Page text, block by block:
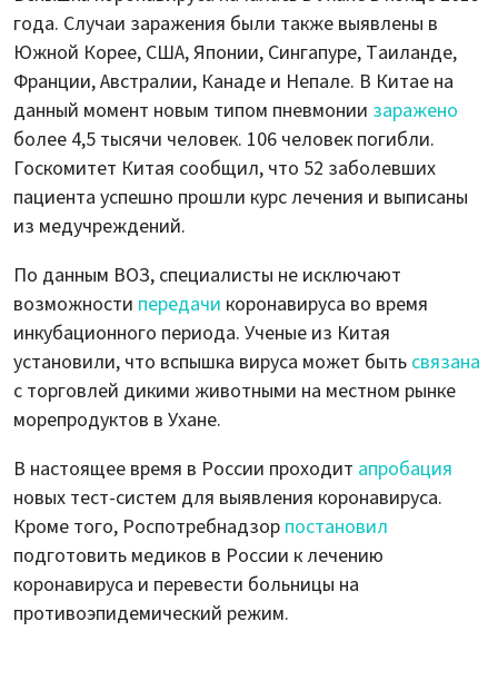
года. Случаи заражения были также выявлены в
Южной Корее, США, Японии, Сингапуре, Таиланде,
Франции, Австралии, Канаде и Непале. В Китае на
данный момент новым типом пневмонии заражено
более 4,5 тысячи человек. 106 человек погибли.
Госкомитет Китая сообщил, что 52 заболевших
пациента успешно прошли курс лечения и выписаны
из медучреждений.
По данным ВОЗ, специалисты не исключают
возможности передачи коронавируса во время
инкубационного периода. Ученые из Китая
установили, что вспышка вируса может быть связана
с торговлей дикими животными на местном рынке
морепродуктов в Ухане.
В настоящее время в России проходит апробация
новых тест-систем для выявления коронавируса.
Кроме того, Роспотребнадзор постановил
подготовить медиков в России к лечению
коронавируса и перевести больницы на
противоэпидемический режим.